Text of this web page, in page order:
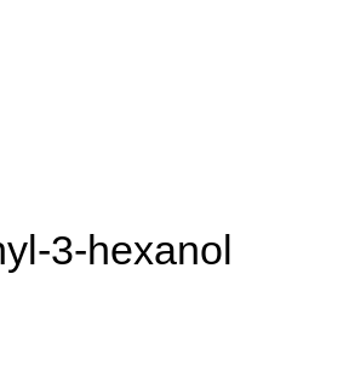
3-hexanol